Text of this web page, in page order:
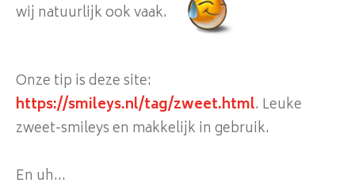
wij natuurlijk ook vaak.
Onze tip is deze site:
https://smileys.nl/tag/zweet.html. Leuke
zweet-smileys en makkelijk in gebruik.
En uh...